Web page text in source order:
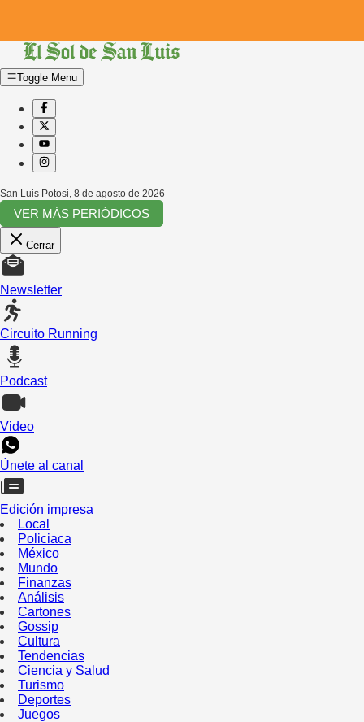
Toggle Menu
San Luis Potosi 8 de agosto de 2026
VER MÁS PERIÓDICOS
Cerrar
Newsletter
Circuito Running
Podcast
Video
Únete al canal
Edición impresa
Local
Policiaca
México
Mundo
Finanzas
Análisis
Cartones
Gossip
Cultura
Tendencias
Ciencia y Salud
Turismo
Deportes
Juegos